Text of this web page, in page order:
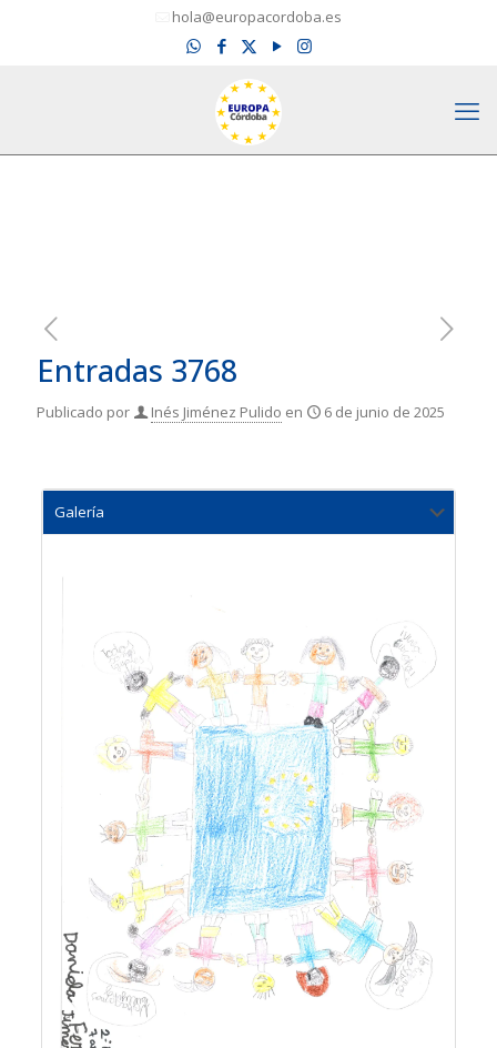
hola@europacordoba.es
Entradas 3768
Publicado por Inés Jiménez Pulido en 6 de junio de 2025